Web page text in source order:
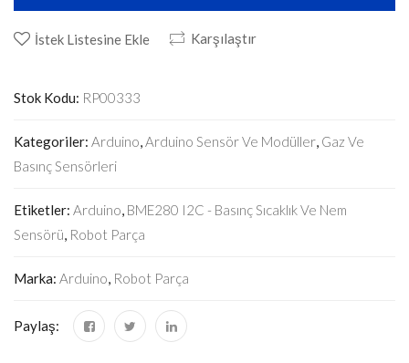
İstek Listesine Ekle Karşılaştır
Stok Kodu: RP00333
Kategoriler: Arduino,Arduino Sensör Ve Modüller, Gaz Ve
Basınç Sensörleri
Etiketler: Arduino, BME280 I2C - Basınç Sıcaklık Ve Nem
Sensörü, Robot Parça
Marka: Arduino, Robot Parça
Paylaş: